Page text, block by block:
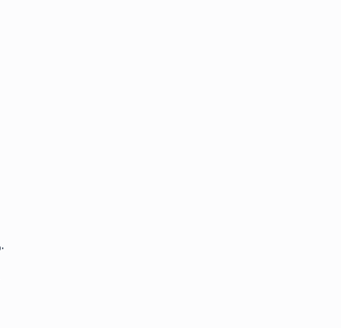
قم بإجراء تحليلات باستخدام Google Trends، TripAdvisor ووسائل التواصل الاجتماعي لفهم عادات السفر.